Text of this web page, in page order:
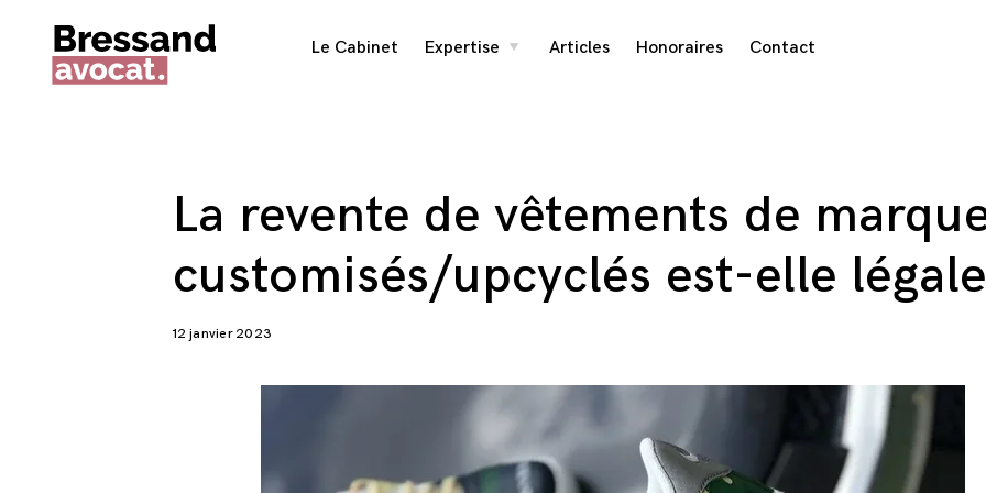
Skip
to
Le Cabinet Expertise
toggle
Articles Honoraires Contact
La revente de vêtements de
customisés/upcyclés est-elle
12 janvier 2023